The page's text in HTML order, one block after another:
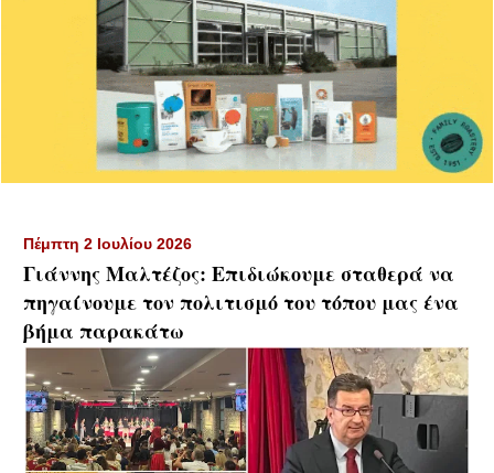
Πέμπτη 2 Ιουλίου 2026
Γιάννης Μαλτέζος: Επιδιώκουμε σταθερά να
πηγαίνουμε τον πολιτισμό του τόπου μας ένα
βήμα παρακάτω